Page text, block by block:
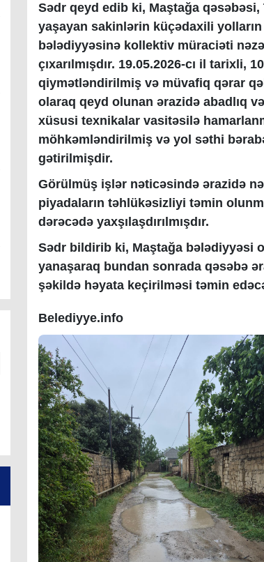
Sədr qeyd edib ki, Maştağa
yaşayan sakinlərin küçədaxili
bələdiyyəsinə kollektiv müraciəti
çıxarılmışdır. 19.05.2026-cı il
qiymətləndirilmiş və müvafiq qərar
olaraq qeyd olunan ərazidə abadlıq
xüsusi texnikalar vasitəsilə
möhkəmləndirilmiş və yol səthi
gətirilmişdir.
Görülmüş işlər nəticəsində ərazidə
piyadaların təhlükəsizliyi təmin
dərəcədə yaxşılaşdırılmışdır.
Sədr bildirib ki, Maştağa bələdiyyəsi
yanaşaraq bundan sonrada qəsəbə
şəkildə həyata keçirilməsi təmin
Belediyye.info